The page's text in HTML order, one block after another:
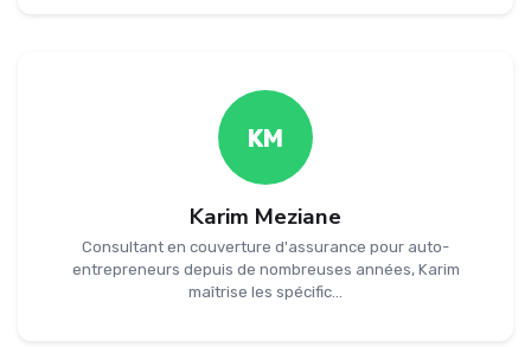
KM
Karim Meziane
Consultant en couverture d'assurance pour auto-
entrepreneurs depuis de nombreuses années, Karim
maîtrise les spécific...